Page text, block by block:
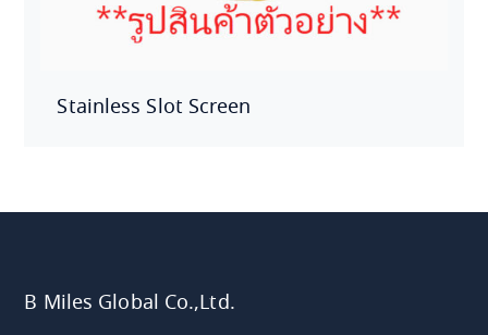
Stainless Slot Screen
B Miles Global Co.,Ltd.